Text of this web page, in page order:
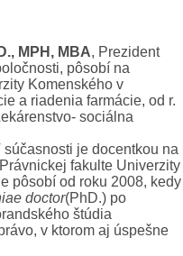
MPH, MBA, Prezident
pôsobí na
Komenského v
a riadenia farmácie, od r.
sociálna
súčasnosti je docentkou na
fakulte Univerzity
pôsobí od roku 2008, kedy
doctor(PhD.) po
štúdia
v ktorom aj úspešne